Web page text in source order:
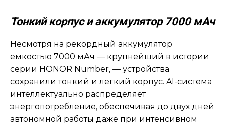
Тонкий корпус и аккумулятор 7000 мАч
Несмотря на рекордный аккумулятор
емкостью 7000 мАч — крупнейший в истории
серии HONOR Number, — устройства
сохранили тонкий и легкий корпус. AI-система
интеллектуально распределяет
энергопотребление, обеспечивая до двух дней
автономной работы даже при интенсивном